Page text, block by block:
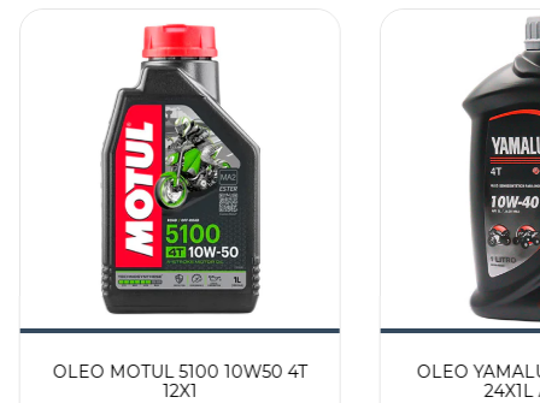
OLEO MOTUL 5100 10W50 4T
12X1
OLEO